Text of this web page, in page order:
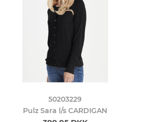
50203229
Pulz Sara l/s CARDIGAN